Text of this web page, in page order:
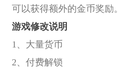
可以获得额外的金币奖励。
游戏修改说明
1、大量货币
2、付费解锁